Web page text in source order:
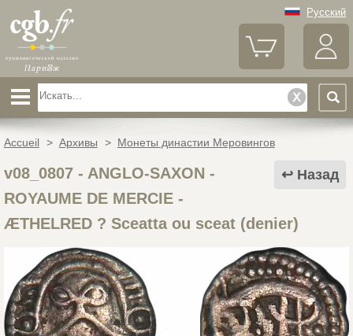
Русский
Accueil > Архивы > Монеты династии Меровингов
Назад
v08_0807- ANGLO-SAXON -
ROYAUME DE MERCIE -
ÆTHELRED ? Sceatta ou sceat (denier)